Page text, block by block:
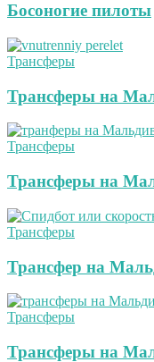
Босоногие пилоты
Трансферы
Трансферы на
Трансферы
Трансферы на
Трансферы
Трансфер на
Трансферы
Трансферы на